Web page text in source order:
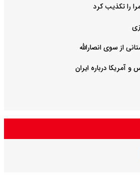
را تکذیب کرد
از سوی انصارالله
آمریکا درباره ایران